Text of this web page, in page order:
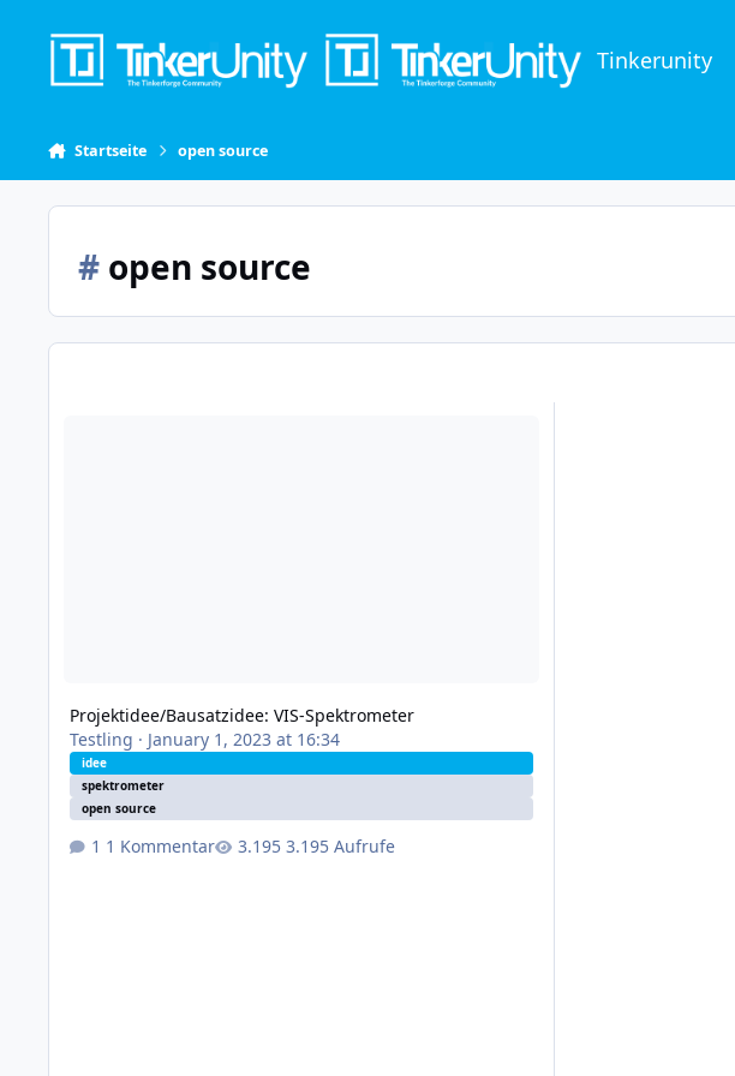
Tinkerunity
Startseite open source
#open source
Projektidee/Bausatzidee: VIS-Spektrometer
Testling · January 1, 2023 at 16:34
idee
spektrometer
open source
1 Kommentar 3.195 Aufrufe